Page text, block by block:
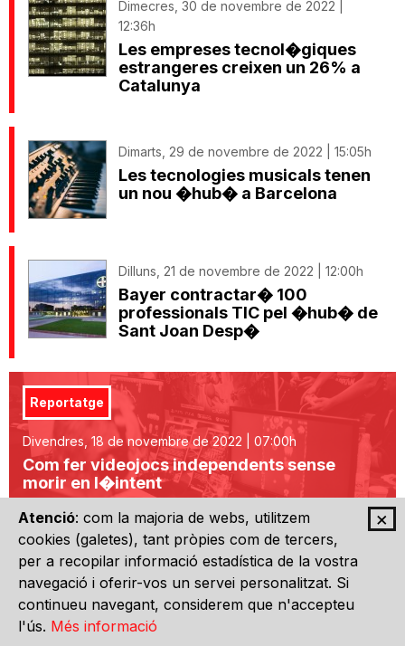
Dimecres, 30 de novembre de 2022 |
12:36h
Les empreses tecnol�giques
estrangeres creixen un 26% a
Catalunya
Dimarts, 29 de novembre de 2022 | 15:05h
Les tecnologies musicals tenen
un nou �hub� a Barcelona
Dilluns, 21 de novembre de 2022 | 12:00h
Bayer contractar� 100
professionals TIC pel �hub� de
Sant Joan Desp�
Reportatge
Divendres, 18 de novembre de 2022 | 07:00h
Com fer videojocs independents sense
morir en l�intent
Dilluns, 14 de novembre de 2022 | 19:30h
Tensor Medical, millor projecte
tecnol�gic emergent als Premis
E-TECH 2022
×
Atenció: com la majoria de webs, utilitzem
cookies (galetes), tant pròpies com de tercers,
per a recopilar informació estadística de la vostra
navegació i oferir-vos un servei personalitzat. Si
continueu navegant, considerem que n'accepteu
l'ús. Més informació